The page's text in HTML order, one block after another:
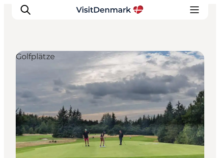
Inspiration
Regionen
Erlebnisse
Unterkünfte
Reiseplanung
Golfplätze